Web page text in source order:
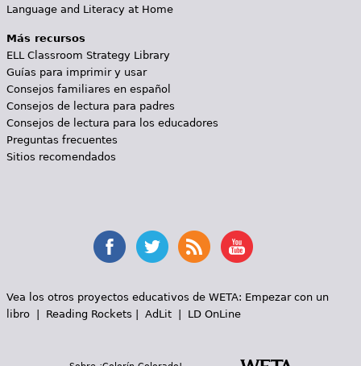
Language and Literacy at Home
Más recursos
ELL Classroom Strategy Library
Guías para imprimir y usar
Consejos familiares en español
Consejos de lectura para padres
Consejos de lectura para los educadores
Preguntas frecuentes
Sitios recomendados
Vea los otros proyectos educativos de WETA: Empezar con un
libro| Reading Rockets AdLit| LD OnLine